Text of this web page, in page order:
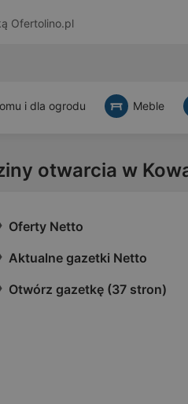
Ofertolino.pl
i dla ogrodu Meble
otwarcia w
Oferty Netto
Aktualne gazetki Netto
Otwórz gazetkę (37 stron)